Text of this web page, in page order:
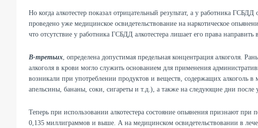
Но когда алкотестер показал отрицательный результат, а у работника
проведено уже медицинское освидетельствование на наркотическое
что отсутствие у работника ГСБДД алкотестера лишает его права направить
В-третьих, определена допустимая предельная концентрация алкоголя.
алкоголя в крови могло служить основанием для применения
возникали при употреблении продуктов и веществ, содержащих алкоголь
апельсины, бананы, соки, сигареты и т.д.), а также на следующие дни после
Теперь при использовании алкотестера состояние опьянения признают при
0,135 миллиграммов и выше. А на медицинском освидетельствовании в